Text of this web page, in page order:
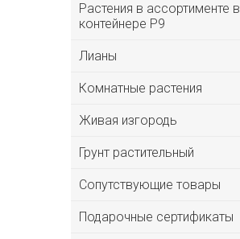
Растения в ассортименте в
контейнере P9
Лианы
Комнатные растения
Живая изгородь
Грунт растительный
Сопутствующие товары
Подарочные сертификаты